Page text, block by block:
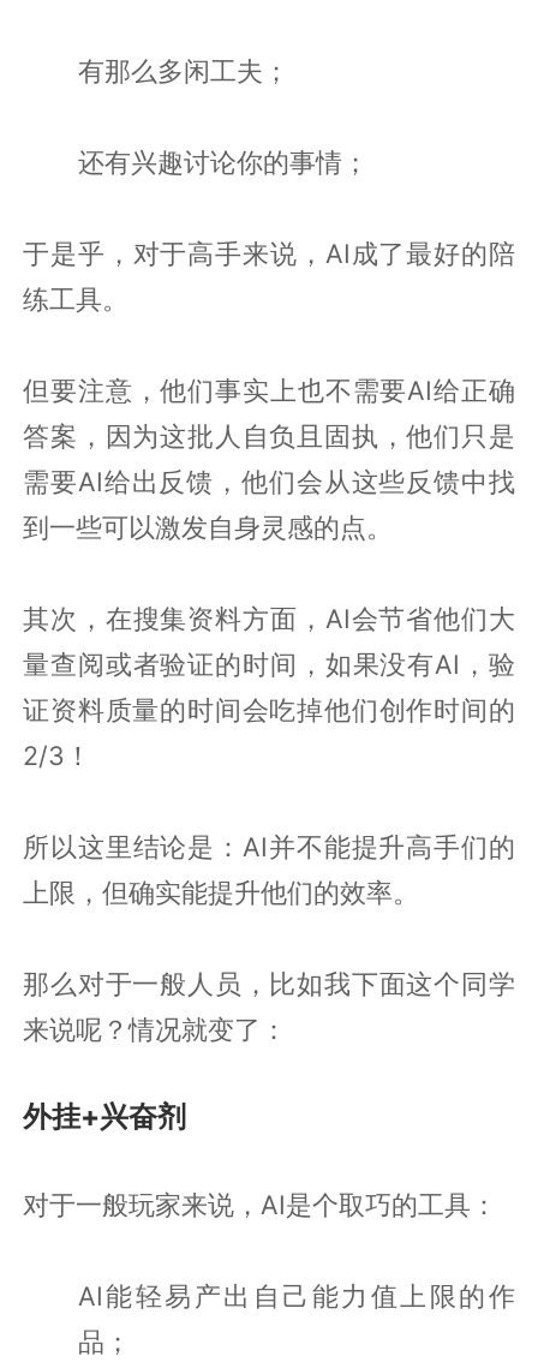
有那么多闲工夫；
还有兴趣讨论你的事情；
于是乎，对于高手来说，AI成了最好的陪
练工具。
但要注意，他们事实上也不需要AI给正确
答案，因为这批人自负且固执，他们只是
需要AI给出反馈，他们会从这些反馈中找
到一些可以激发自身灵感的点。
其次，在搜集资料方面，AI会节省他们大
量查阅或者验证的时间，如果没有AI，验
证资料质量的时间会吃掉他们创作时间的
2/3！
所以这里结论是：AI并不能提升高手们的
上限，但确实能提升他们的效率。
那么对于一般人员，比如我下面这个同学
来说呢？情况就变了：
外挂+兴奋剂
对于一般玩家来说，AI是个取巧的工具：
AI能轻易产出自己能力值上限的作
品；